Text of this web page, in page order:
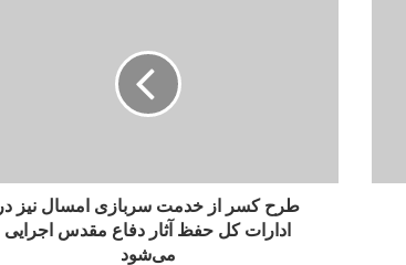
طرح کسر از خدمت سربازی امسال نیز در
ادارات کل حفظ آثار دفاع مقدس اجرایی
می‌شود